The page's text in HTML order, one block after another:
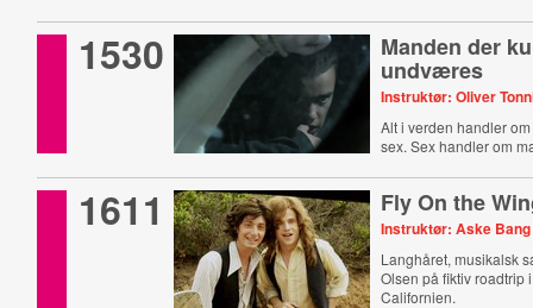
1530 Manden der
undværes
Instruktør: Oliver
Alt i verden handler
sex. Sex handler om
1611 Fly On the
Instruktør: Aske
Langhåret, musikalsk
Olsen på fiktiv roadtrip
Californien.